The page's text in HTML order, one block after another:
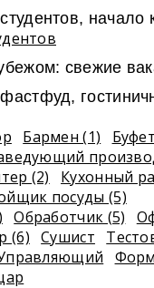
начало
свежие
Бармен (1)
(2)
Кухонный
посуды (5)
Обработчик (5)
(6) Сушист